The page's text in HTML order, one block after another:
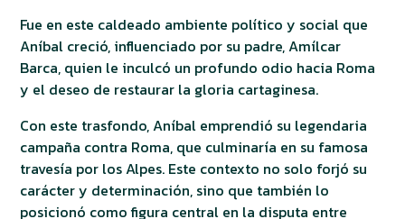
Fue en este caldeado ambiente político y social que
Aníbal creció, influenciado por su padre, Amílcar
Barca, quien le inculcó un profundo odio hacia Roma
y el deseo de restaurar la gloria cartaginesa.
Con este trasfondo, Aníbal emprendió su legendaria
campaña contra Roma, que culminaría en su famosa
travesía por los Alpes. Este contexto no solo forjó su
carácter y determinación, sino que también lo
posicionó como figura central en la disputa entre